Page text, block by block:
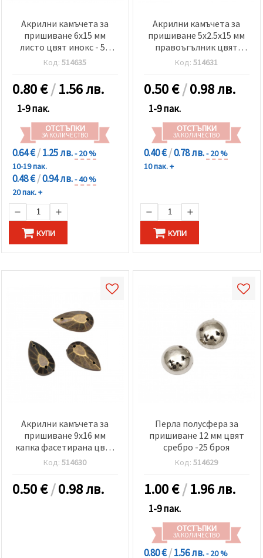
Акрилни камъчета за
пришиване 6x15 мм
листо цвят инокс - 50
броя
Код:514635
0.80€/1.56 лв.
1-9 пак.
ОТСТЪПКИ
ЗА КОЛИЧЕСТВО
0.64 €/1.25 лв.- 20 %
10-19 пак.
0.48 €/0.94 лв.- 40 %
20 пак. +
КУПИ
Акрилни камъчета за
пришиване 5x2.5x15 мм
правоъгълник цвят
бронз - 25 броя
Код:514631
0.50€/0.98 лв.
1-9 пак.
ОТСТЪПКИ
ЗА КОЛИЧЕСТВО
0.40 €/0.78 лв.- 20 %
10 пак. +
КУПИ
Акрилни камъчета за
пришиване 9x16 мм
капка фасетирана цвят
бронз - 25 броя
Код:514630
0.50€/0.98 лв.
Перла полусфера за
пришиване 12 мм цвят
сребро -25 броя
Код:514629
1.00€/1.96 лв.
1-9 пак.
ОТСТЪПКИ
ЗА КОЛИЧЕСТВО
0.80 €/1.56 лв.- 20 %